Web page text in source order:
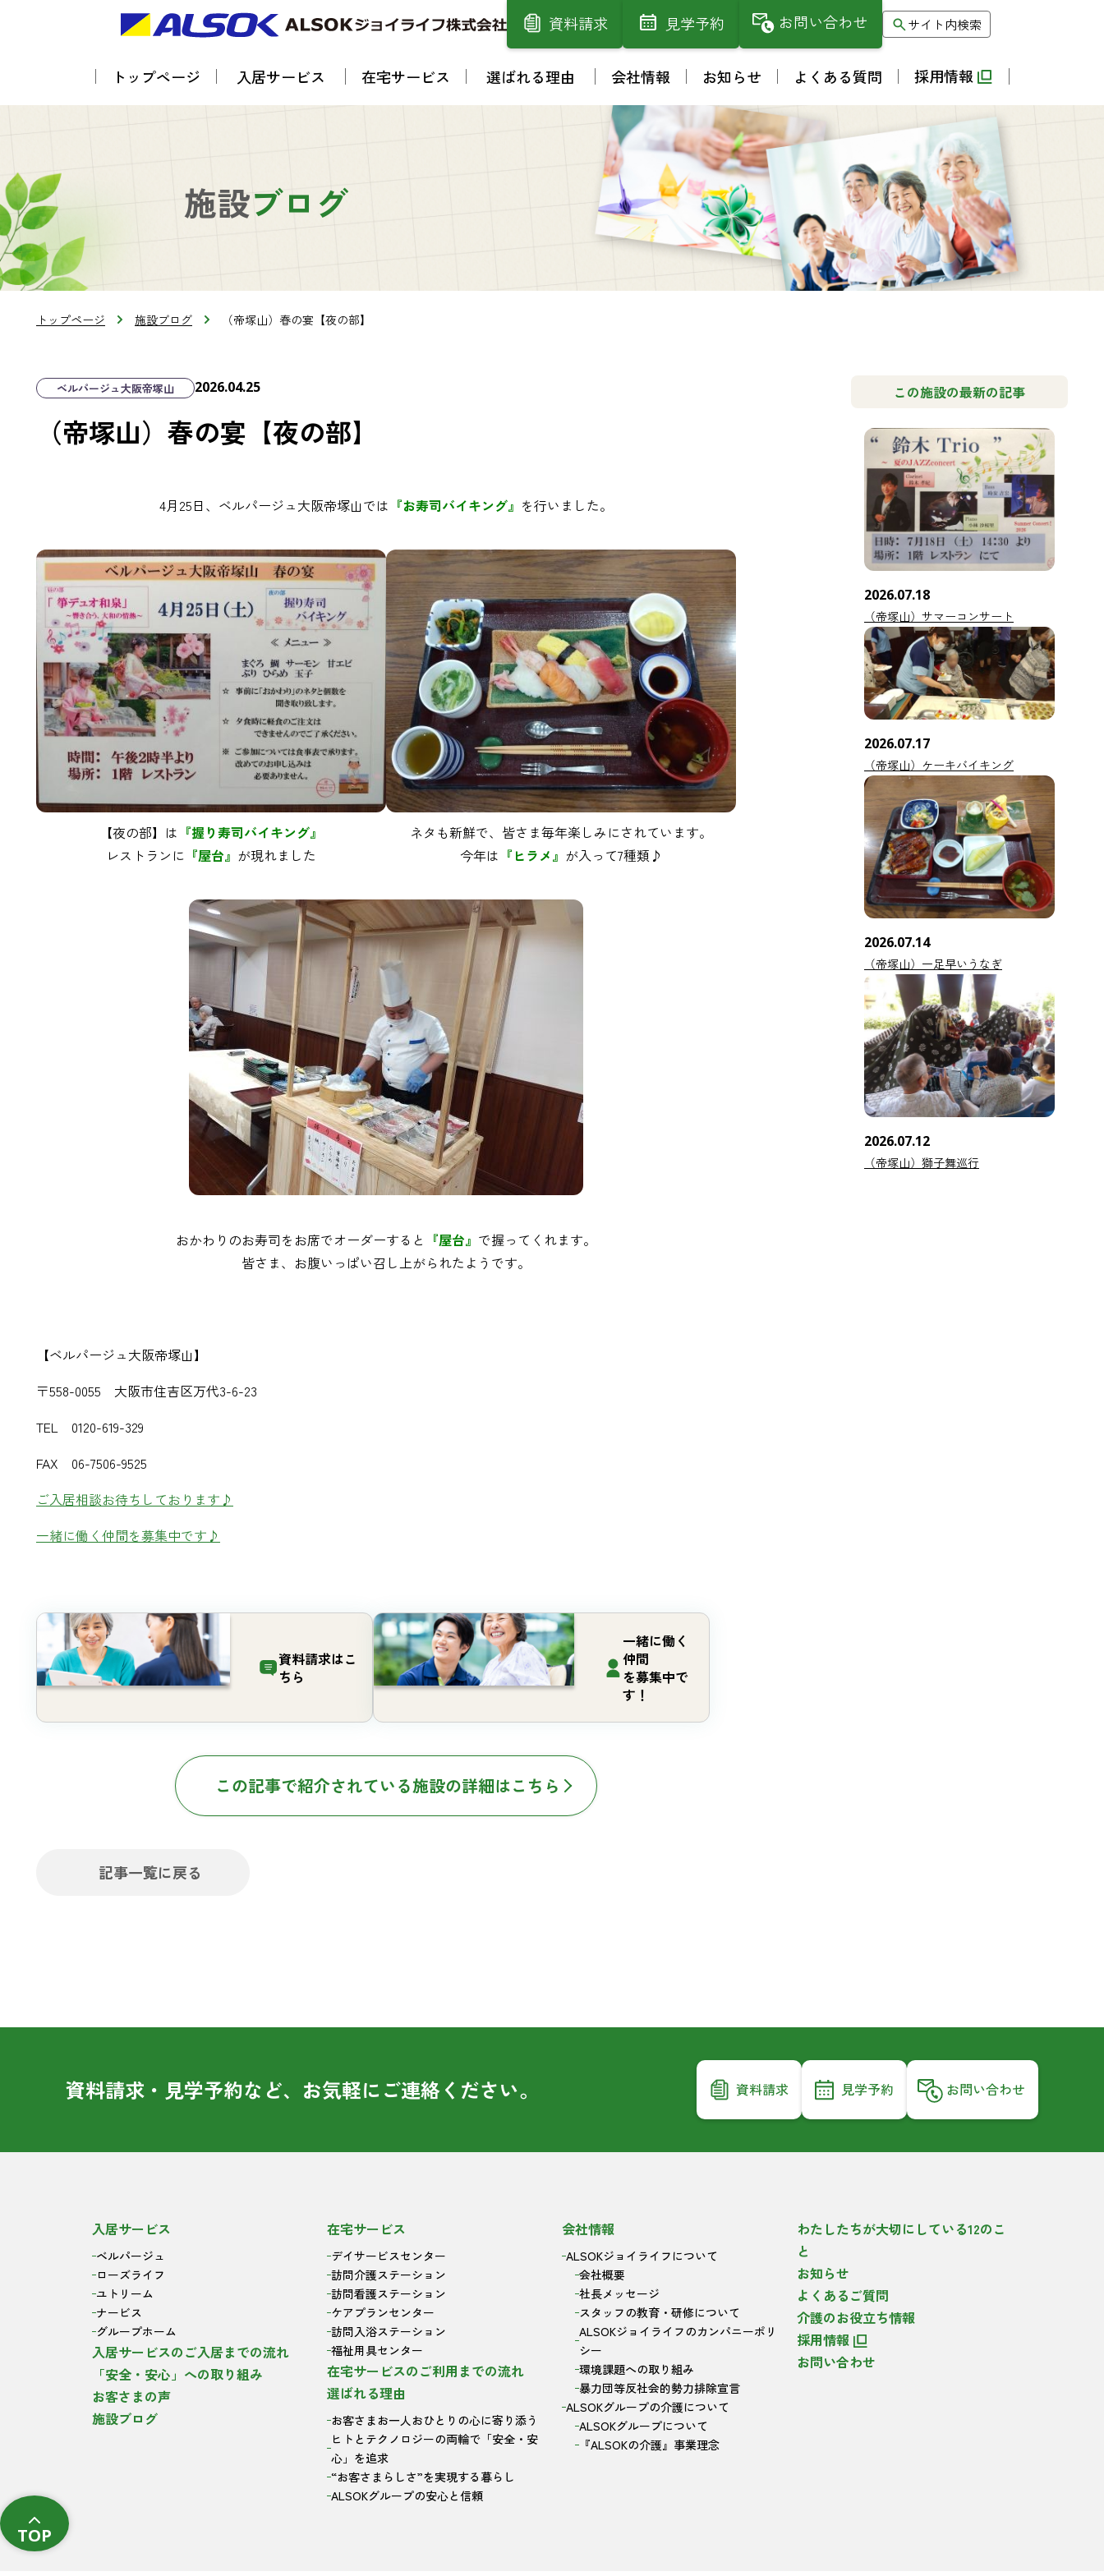
資料請求 見学予約 お問い合わせ サイト内検索
トップページ 入居サービス 在宅サービス 選ばれる理由 会社情報 お知らせ よくある質問 採用情報
施設ブログ
トップページ 施設ブログ （帝塚山）春の宴【夜の部】
ベルパージュ大阪帝塚山 2026.04.25
（帝塚山）春の宴【夜の部】
4月25日、ベルパージュ大阪帝塚山では 『お寿司バイキング』 を行いました。
【夜の部】は 『握り寿司バイキング』
レストランに 『屋台』 が現れました
ネタも新鮮で、皆さま毎年楽しみにされています。
今年は 『ヒラメ』 が入って7種類♪
おかわりのお寿司をお席でオーダーすると 『屋台』 で握ってくれます。
皆さま、お腹いっぱい召し上がられたようです。
【ベルパージュ大阪帝塚山】
〒558-0055 大阪市住吉区万代3-6-23
TEL 0120-619-329
FAX 06-7506-9525
ご入居相談お待ちしております♪
一緒に働く仲間を募集中です♪
資料請求はこ
ちら
一緒に働く
仲間
を募集中で
す！
この記事で紹介されている施設の詳細はこちら
記事一覧に戻る
この施設の最新の記事
2026.07.18
（帝塚山）サマーコンサート
2026.07.17
（帝塚山）ケーキバイキング
2026.07.14
（帝塚山）一足早いうなぎ
2026.07.12
（帝塚山）獅子舞巡行
資料請求・見学予約など、お気軽に ご連絡ください。 資料請求 見学予約 お問い合わせ
入居サービス
ベルパージュ
ローズライフ
ユトリーム
ナービス
グループホーム
入居サービスのご入居までの流れ
「安全・安心」への取り組み
お客さまの声
施設ブログ
在宅サービス
デイサービスセンター
訪問介護ステーション
訪問看護ステーション
ケアプランセンター
訪問入浴ステーション
福祉用具センター
在宅サービスのご利用までの流れ
選ばれる理由
お客さまお一人おひとりの心に寄り添う
ヒトとテクノロジーの両輪で「安全・安
心」を追求
“お客さまらしさ”を実現する暮らし
ALSOKグループの安心と信頼
会社情報
ALSOKジョイライフについて
会社概要
社長メッセージ
スタッフの教育・研修について
ALSOKジョイライフのカンパニーポリ
シー
環境課題への取り組み
暴力団等反社会的勢力排除宣言
ALSOKグループの介護について
ALSOKグループについて
『ALSOKの介護』事業理念
わたしたちが大切にしている12のこ
と
お知らせ
よくあるご質問
介護のお役立ち情報
採用情報
お問い合わせ
TOP